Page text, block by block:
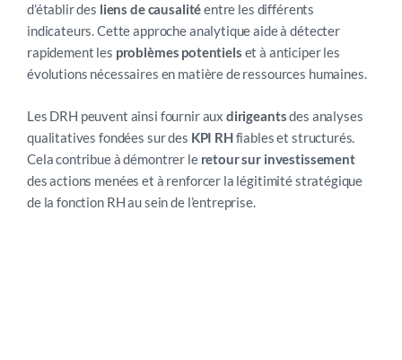
d’établir des liens de causalitéentre les différents
indicateurs. Cette approche analytique aide à détecter
rapidement les problèmes potentiels et à anticiper les
évolutions nécessaires en matière de ressources humaines.
Les DRH peuvent ainsi fournir aux dirigeantsdes analyses
qualitatives fondées sur des KPI RHfiables et structurés.
Cela contribue à démontrer le retour sur investissement
des actions menées et à renforcer la légitimité stratégique
de la fonction RH au sein de l’entreprise.